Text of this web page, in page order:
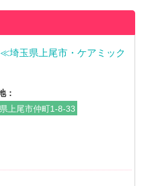
玉県上尾市・ケアミック
：
上尾市仲町1-8-33